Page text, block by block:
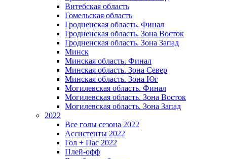
Витебская область
Гомельская область
Гродненская область. Финал
Гродненская область. Зона Восток
Гродненская область. Зона Запад
Минск
Минская область. Финал
Минская область. Зона Север
Минская область. Зона Юг
Могилевская область. Финал
Могилевская область. Зона Восток
Могилевская область. Зона Запад
2022
Все голы сезона 2022
Ассистенты 2022
Гол + Пас 2022
Плей-офф